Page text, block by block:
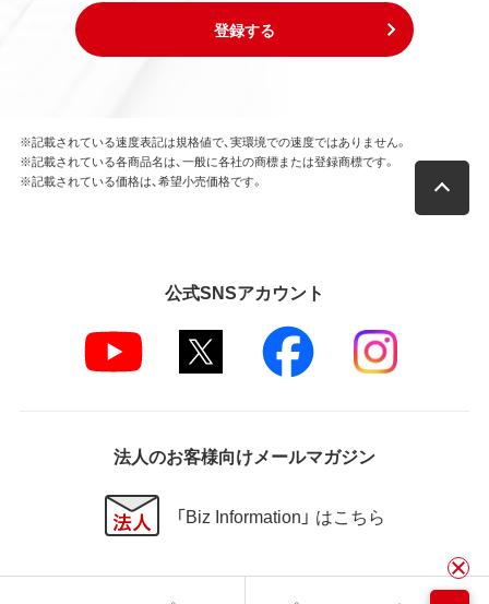
登録する
※記載されている速度表記は規格値で、実環境での速度ではありません。
※記載されている各商品名は、一般に各社の商標または登録商標です。
※記載されている価格は、希望小売価格です。
公式SNSアカウント
法人のお客様向けメールマガジン
「Biz Information」 はこちら